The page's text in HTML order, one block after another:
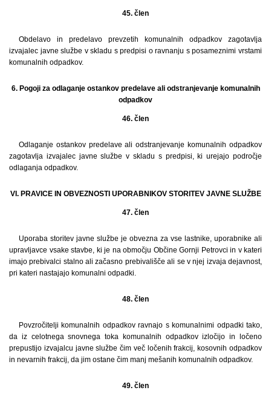
45. člen
Obdelavo in predelavo prevzetih komunalnih odpadkov zagotavlja
izvajalec javne službe v skladu s predpisi o ravnanju s posameznimi vrstami
komunalnih odpadkov.
6. Pogoji za odlaganje ostankov predelave ali odstranjevanje komunalnih
odpadkov
46. člen
Odlaganje ostankov predelave ali odstranjevanje komunalnih odpadkov
zagotavlja izvajalec javne službe v skladu s predpisi, ki urejajo področje
odlaganja odpadkov.
VI. PRAVICE IN OBVEZNOSTI UPORABNIKOV STORITEV JAVNE SLUŽBE
47. člen
Uporaba storitev javne službe je obvezna za vse lastnike, uporabnike ali
upravljavce vsake stavbe, ki je na območju Občine Gornji Petrovci in v kateri
imajo prebivalci stalno ali začasno prebivališče ali se v njej izvaja dejavnost,
pri kateri nastajajo komunalni odpadki.
48. člen
Povzročitelji komunalnih odpadkov ravnajo s komunalnimi odpadki tako,
da iz celotnega snovnega toka komunalnih odpadkov izločijo in ločeno
prepustijo izvajalcu javne službe čim več ločenih frakcij, kosovnih odpadkov
in nevarnih frakcij, da jim ostane čim manj mešanih komunalnih odpadkov.
49. člen